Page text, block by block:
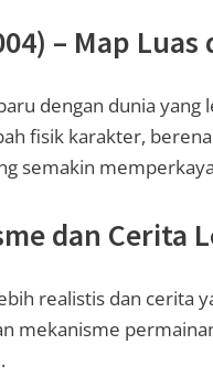
– Map Luas
dengan dunia yang
fisik karakter,
semakin
dan Cerita
realistis dan cerita
mekanisme